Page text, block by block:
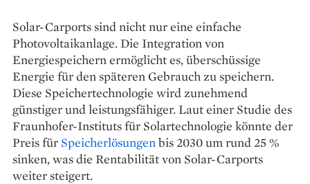
Solar-Carports sind nicht nur eine einfache
Photovoltaikanlage. Die Integration von
Energiespeichern ermöglicht es, überschüssige
Energie für den späteren Gebrauch zu speichern.
Diese Speichertechnologie wird zunehmend
günstiger und leistungsfähiger. Laut einer Studie des
Fraunhofer-Instituts für Solartechnologie könnte der
Preis für Speicherlösungenbis 2030 um rund 25 %
sinken, was die Rentabilität von Solar-Carports
weiter steigert.